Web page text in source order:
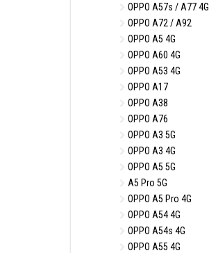
OPPO A57s / A77 4G
OPPO A72 / A92
OPPO A5 4G
OPPO A60 4G
OPPO A53 4G
OPPO A17
OPPO A38
OPPO A76
OPPO A3 5G
OPPO A3 4G
OPPO A5 5G
A5 Pro 5G
OPPO A5 Pro 4G
OPPO A54 4G
OPPO A54s 4G
OPPO A55 4G